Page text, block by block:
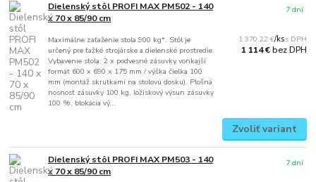
Dielenský stôl PROFI MAX PM502 - 140
x 70 x 85/90 cm
Maximálne zaťaženie stola 900 kg*. Stôl je
určený pre ťažké strojárske a dielenské prostredie.
Vybavenie stola: 2 x podvesné zásuvky vonkajší
formát 600 x 690 x 175 mm / výška čielka 100
mm (montáž skrutkami na stolovú dosku). Plošná
nosnosť zásuvky 100 kg, ložiskový výsun zásuvky
100 %, blokácia vý...
1 370,22 €/ks
1 114 €bez DPH
7 dní
Zvoliť variant
Dielenský stôl PROFI MAX PM503 - 140
x 70 x 85/90 cm
7 dní